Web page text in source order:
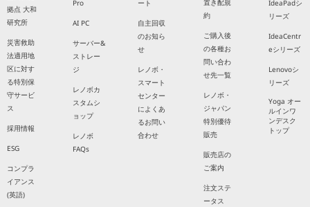
拠点 大和
研究所
災害救助
法適用地
区に対す
る特別保
守サービ
ス
採用情報
ESG
コンプラ
イアンス
(英語)
Pro
AI PC
サーバー&
ストレー
ジ
レノボカ
スタムシ
ョップ
レノボ
FAQs
ート
自主回収
のお知ら
せ
レノボ・
スマート
センター
によくあ
るお問い
合わせ
置き配規
約
ご購入後
の各種お
問い合わ
せ先一覧
レノボ・
ジャパン
特別優待
販売
販売店の
ご案内
注文ステ
ータス
IdeaPadシ
リーズ
IdeaCentr
eシリーズ
Lenovoシ
リーズ
Yoga オー
ルインワ
ンデスク
トップ